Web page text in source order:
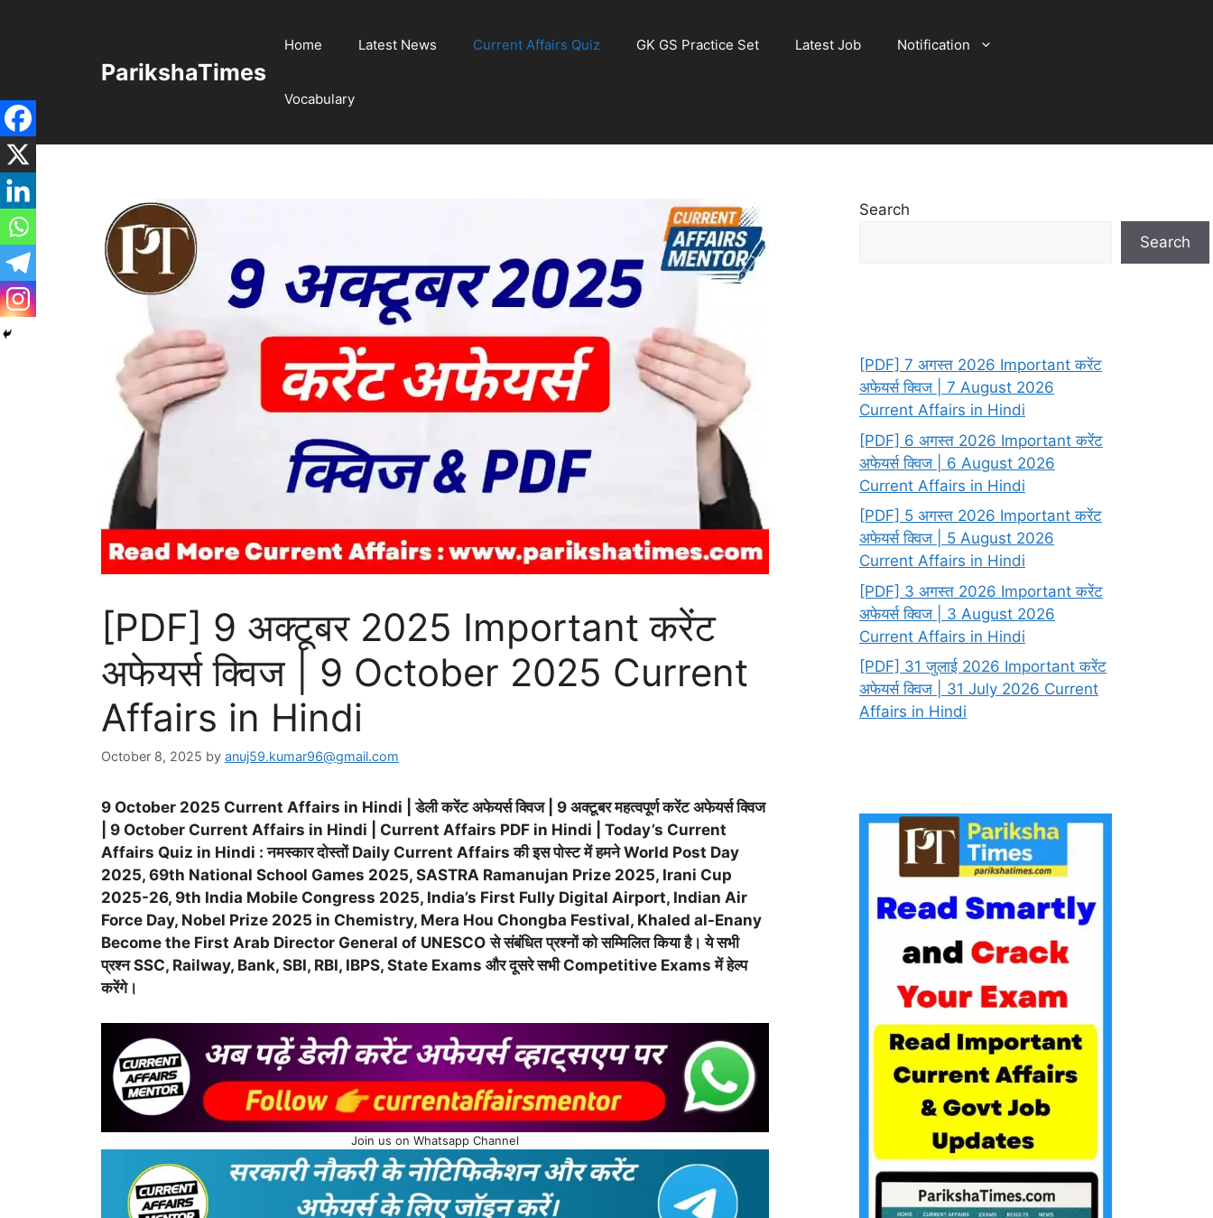
ParikshaTimes
Home Latest News Current Affairs Quiz GK GS Practice Set Latest Job Notification
Vocabulary
[PDF] 9 अक्टूबर 2025 Important करेंट
अफेयर्स क्विज | 9 October 2025 Current
Affairs in Hindi
October 8, 2025 by anuj59.kumar96@gmail.com
9 October 2025 Current Affairs in Hindi | डेली करेंट अफेयर्स क्विज | 9 अक्टूबर महत्वपूर्ण करेंट अफेयर्स क्विज
9 October Current Affairs in Hindi | Current Affairs PDF in Hindi | Today’s Current
Affairs Quiz in Hindi : नमस्कार दोस्तों Daily Current Affairs की इस पोस्ट में हमने World Post Day
2025, 69th National School Games 2025, SASTRA Ramanujan Prize 2025, Irani Cup
2025-26, 9th India Mobile Congress 2025, India’s First Fully Digital Airport, Indian Air
Force Day, Nobel Prize 2025 in Chemistry, Mera Hou Chongba Festival, Khaled al-Enany
Become the First Arab Director General of UNESCO से संबंधित प्रश्नों को सम्मिलित किया है। ये सभी
प्रश्न SSC, Railway, Bank, SBI, RBI, IBPS, State Exams और दूसरे सभी Competitive Exams में हेल्प
करेंगे।
Join us on Whatsapp Channel
Search
Search
[PDF] 7 अगस्त 2026 Important करेंट
अफेयर्स क्विज | 7 August 2026
Current Affairs in Hindi
[PDF] 6 अगस्त 2026 Important करेंट
अफेयर्स क्विज | 6 August 2026
Current Affairs in Hindi
[PDF] 5 अगस्त 2026 Important करेंट
अफेयर्स क्विज | 5 August 2026
Current Affairs in Hindi
[PDF] 3 अगस्त 2026 Important करेंट
अफेयर्स क्विज | 3 August 2026
Current Affairs in Hindi
[PDF] 31 जुलाई 2026 Important करेंट
अफेयर्स क्विज | 31 July 2026 Current
Affairs in Hindi